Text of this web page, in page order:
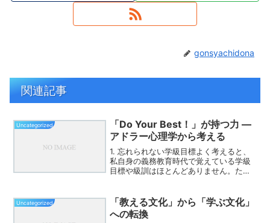
gonsyachidona
関連記事
Uncategorized
「Do Your Best！」が持つ力 ―
アドラー心理学から考える
1. 忘れられない学級目標よく考えると、
私自身の義務教育時代で覚えている学級
目標や級訓はほとんどありません。ただ
生は、この言葉を掲げた学級通信をほぼ
毎日の...
Uncategorized
「教える文化」から「学ぶ文化」
への転換